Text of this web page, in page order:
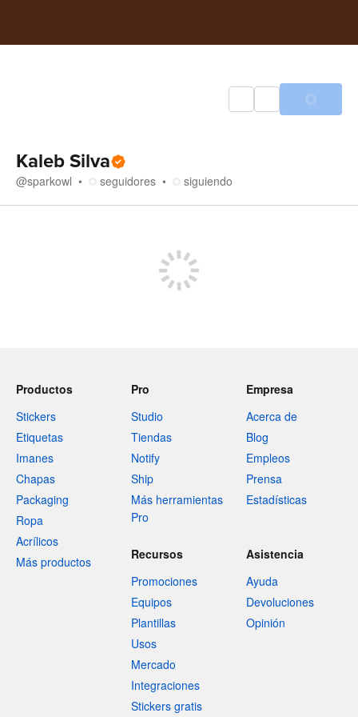
Kaleb Silva
@sparkowl seguidores siguiendo
Productos
Stickers
Etiquetas
Imanes
Chapas
Packaging
Ropa
Acrílicos
Más productos
Pro
Studio
Tiendas
Notify
Ship
Más herramientas
Pro
Empresa
Acerca de
Blog
Empleos
Prensa
Estadísticas
Recursos
Promociones
Equipos
Plantillas
Usos
Mercado
Integraciones
Stickers gratis
Asistencia
Ayuda
Devoluciones
Opinión